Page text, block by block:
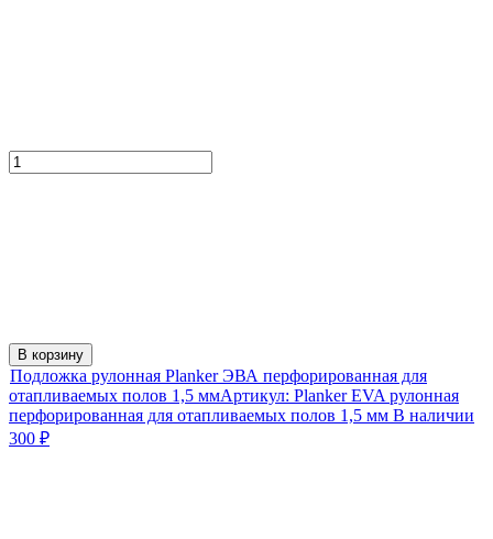
В корзину
Подложка рулонная Planker ЭВА перфорированная для
отапливаемых полов 1,5 ммАртикул: Planker EVA рулонная
перфорированная для отапливаемых полов 1,5 мм В наличии
300 ₽